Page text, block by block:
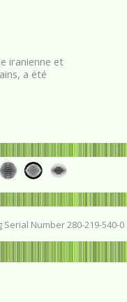
iranienne et
a été